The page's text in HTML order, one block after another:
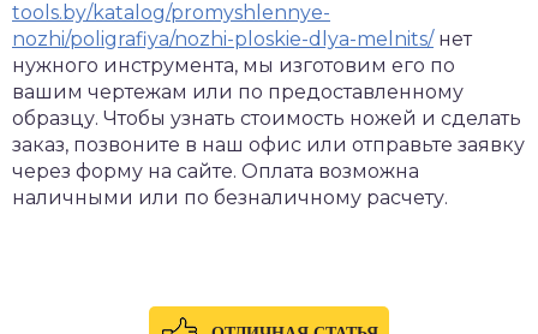
tools.by/katalog/promyshlennye-
nozhi/poligrafiya/nozhi-ploskie-dlya-melnits/нет
нужного инструмента, мы изготовим его по
вашим чертежам или по предоставленному
образцу. Чтобы узнать стоимость ножей и сделать
заказ, позвоните в наш офис или отправьте заявку
через форму на сайте. Оплата возможна
наличными или по безналичному расчету.